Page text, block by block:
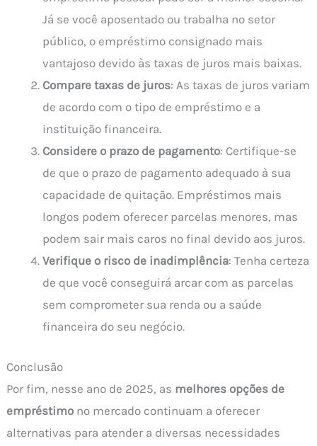
Já se você aposentado ou trabalha no setor
público, o empréstimo consignado mais
vantajoso devido às taxas de juros mais baixas.
Compare taxas de juros: As taxas de juros variam
de acordo com o tipo de empréstimo e a
instituição financeira.
Considere o prazo de pagamento: Certifique-se
de que o prazo de pagamento adequado à sua
capacidade de quitação. Empréstimos mais
longos podem oferecer parcelas menores, mas
podem sair mais caros no final devido aos juros.
Verifique o risco de inadimplência: Tenha certeza
de que você conseguirá arcar com as parcelas
sem comprometer sua renda ou a saúde
financeira do seu negócio.
Conclusão
Por fim, nesse ano de 2025, as melhores opções de
empréstimo no mercado continuam a oferecer
alternativas para atender a diversas necessidades